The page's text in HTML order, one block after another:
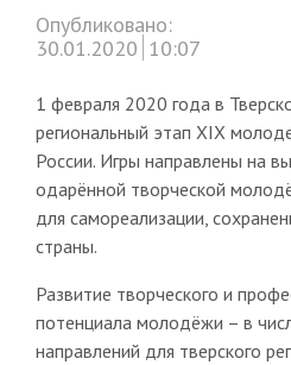
Опубликовано:
30.01.2020 10:07
1 февраля 2020 года в
региональный этап XIX
России. Игры направлены на
одарённой творческой
для самореализации,
страны.
Развитие творческого и
потенциала молодёжи – в
направлений для тверского